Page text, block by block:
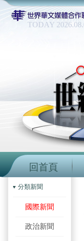
TODAY
回首頁
分類新聞
國際新聞
政治新聞